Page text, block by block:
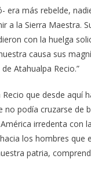
era más rebelde,
a la Sierra Maestra.
con la huelga
causa sus
Atahualpa Recio.”
Recio que desde
podía cruzarse de
irredenta con
los hombres
patria,